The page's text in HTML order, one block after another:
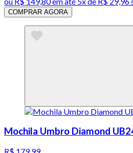
COMPRAR AGORA
Mochila Umbro Diamond